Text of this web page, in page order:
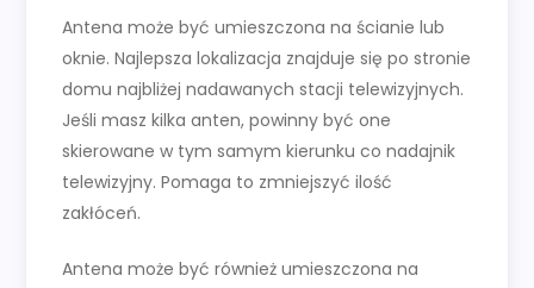
Antena może być umieszczona na ścianie lub
oknie. Najlepsza lokalizacja znajduje się po stronie
domu najbliżej nadawanych stacji telewizyjnych.
Jeśli masz kilka anten, powinny być one
skierowane w tym samym kierunku co nadajnik
telewizyjny. Pomaga to zmniejszyć ilość
zakłóceń.
Antena może być również umieszczona na